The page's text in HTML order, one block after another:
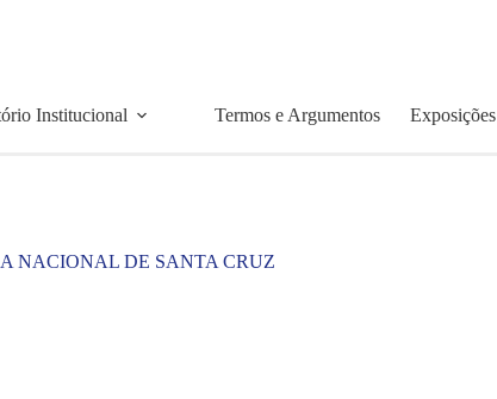
Institucional Termos e Argumentos Exposições
NACIONAL DE SANTA CRUZ